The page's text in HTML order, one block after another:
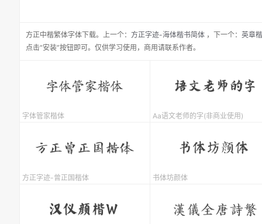
方正中楷繁体字体下载。 上一个： 方正字迹-海体楷书简体 ， 下一个： 英章
点击“安装”按钮即可。仅供学习使用，商用请联系作者。
字体管家楷体 Aa语文老师的字(非商业使用)
方正字迹-曾正国楷体 书体坊颜体